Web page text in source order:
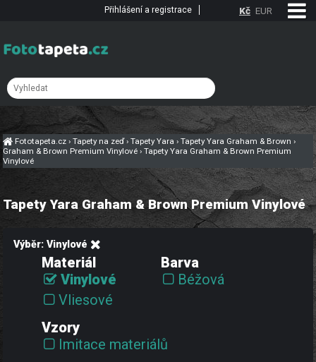
Fototapeta.cz›Tapety na zeď›Tapety Yara ›Tapety Yara Graham & Brown ›
Graham & Brown Premium Vinylové ›Tapety Yara Graham & Brown Premium
Vinylové
Tapety Yara Graham & Brown Premium Vinylové
Výběr: Vinylové
Materiál
Vinylové
Vliesové
Barva
Béžová
Vzory
Imitace materiálů
Kč EUR
Přihlášení a registrace